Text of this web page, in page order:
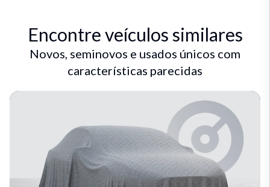
Encontre veículos similares
Novos, seminovos e usados únicos com
características parecidas